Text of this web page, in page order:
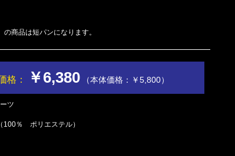
商品は短パンになります。
格： ￥6,380 （本体価格：￥5,800）
ツ
100％ ポリエステル）